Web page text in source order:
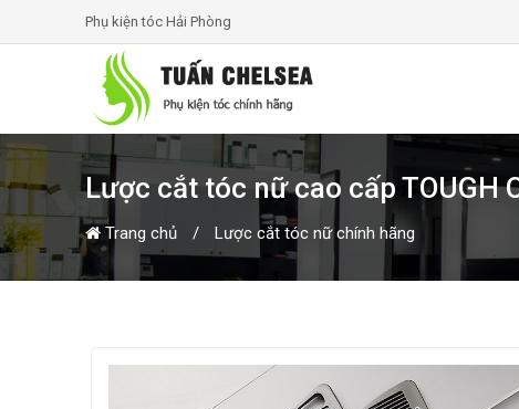
Phụ kiện tóc Hải Phòng
Lược cắt tóc nữ cao cấp TOUGH
Trang chủ Lược cắt tóc nữ chính hãng